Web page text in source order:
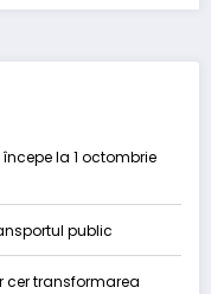
începe la 1 octombrie
public
cer transformarea